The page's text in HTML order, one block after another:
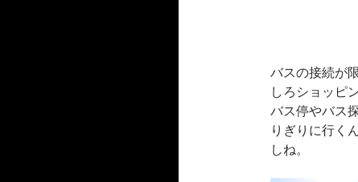
バスの接続が
しろショッピ
バス停やバス
りぎりに行く
しね。